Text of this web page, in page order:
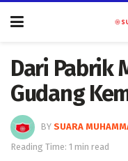
Dari Pabrik
Gudang
BY SUARA
Reading Time: 1 min read